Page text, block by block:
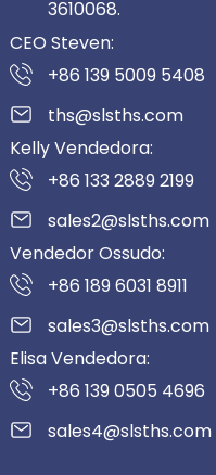
3610068.
CEO Steven:
+86 139 5009 5408
ths@slsths.com
Kelly Vendedora:
+86 133 2889 2199
sales2@slsths.com
Vendedor Ossudo:
+86 189 6031 8911
sales3@slsths.com
Elisa Vendedora:
+86 139 0505 4696
sales4@slsths.com